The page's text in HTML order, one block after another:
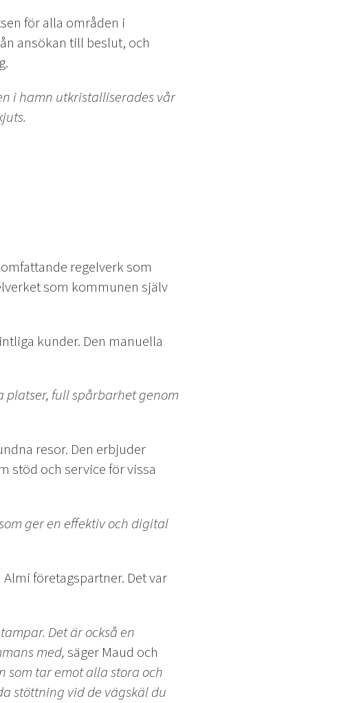
för alla områden i
ansökan till beslut, och
i hamn utkristalliserades vår
regelverk som
som kommunen själv
kunder. Den manuella
full spårbarhet genom
resor. Den erbjuder
stöd och service för vissa
ger en effektiv och digital
företagspartner. Det var
Det är också en
med,säger Maud och
som tar emot alla stora och
stöttning vid de vägskäl du